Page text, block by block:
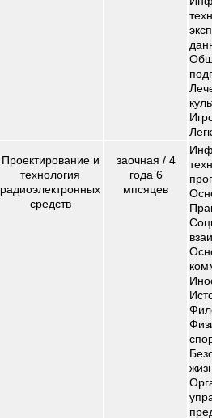
Проектирование и
технология
радиоэлектронных
средств
заочная / 4
года 6
мпсяцев